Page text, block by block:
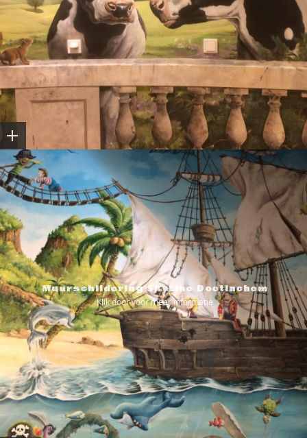
Muurschildering SkyLine Doetinchem
Klik door voor meer informatie